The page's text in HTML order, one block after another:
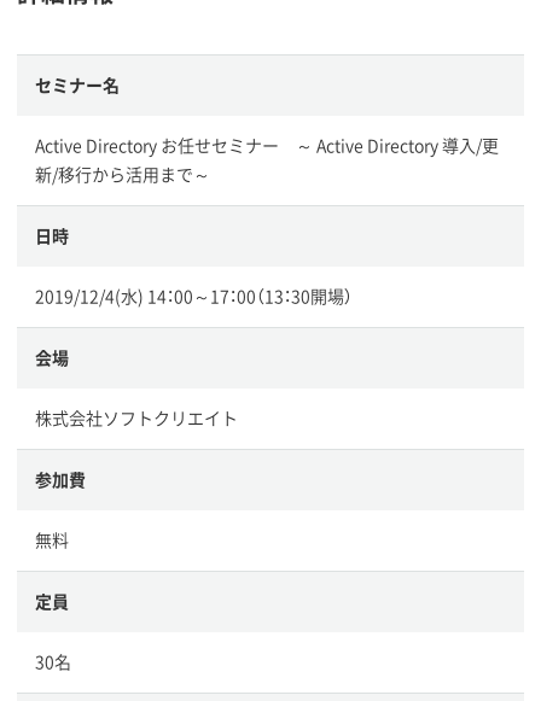
セミナー名
Active Directory お任せセミナー ～ Active Directory 導入/更
新/移行から活用まで～
日時
2019/12/4(水) 14：00～17：00（13：30開場）
会場
株式会社ソフトクリエイト
参加費
無料
定員
30名